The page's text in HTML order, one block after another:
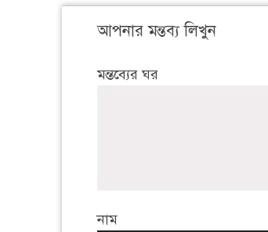
আপনার মন্তব্য লিখুন
মন্তব্যের ঘর
নাম